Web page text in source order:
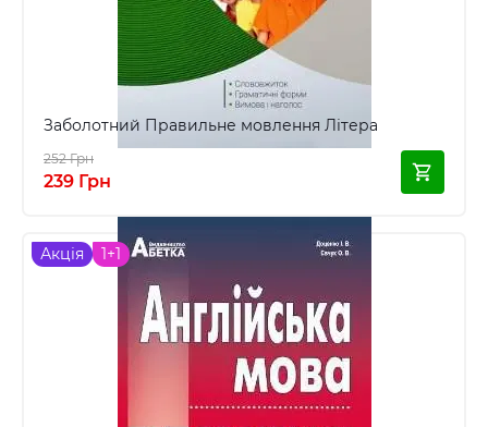
Заболотний Правильне мовлення Літера
252 Грн
239 Грн
Акція 1+1